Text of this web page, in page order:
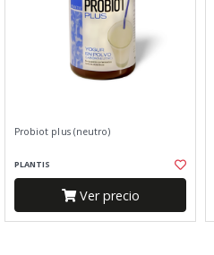
Probiot plus (neutro)
PLANTIS
Ver precio